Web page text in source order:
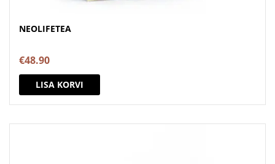
NEOLIFETEA
€48.90
LISA KORVI